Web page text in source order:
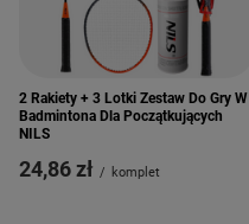
2 Rakiety + 3 Lotki Zestaw Do Gry W
Badmintona Dla Początkujących
NILS
24,86 zł / komplet